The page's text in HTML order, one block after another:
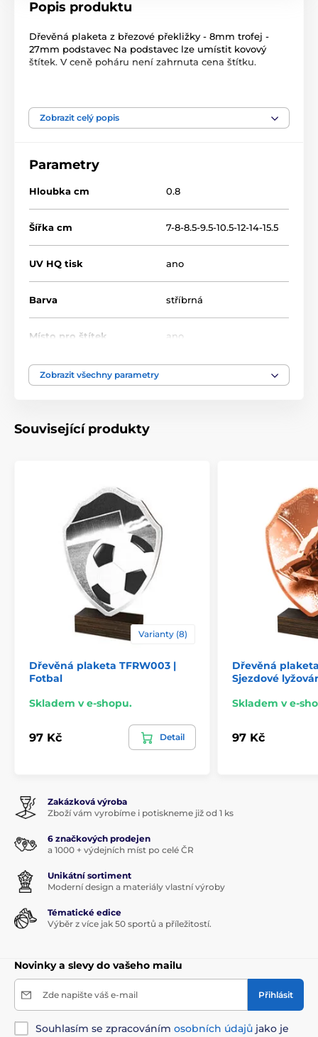
Popis produktu
Dřevěná plaketa z březové překližky - 8mm trofej -
27mm podstavec Na podstavec lze umístit kovový
štítek. V ceně poháru není zahrnuta cena štítku.
Golf Dřevěné plakety TFRW 0-432
Zobrazit celý popis
Parametry
Hloubka cm 0.8
Šířka cm 7-8-8.5-9.5-10.5-12-14-15.5
UV HQ tisk ano
Barva stříbrná
Místo pro štítek ano
Výška cm
20-22
Motiv
Způsob personalizace
Zobrazit všechny parametry
Související produkty
Varianty (8)
Dřevěná plaketa TFRW003 |
Fotbal
Skladem v e-shopu.
97 Kč Detail
Dřevěná
Sjezdové
Skladem v e-
97 Kč
Zakázková výroba
Zboží vám vyrobíme i potiskneme již od 1 ks
6 značkových prodejen
a 1000 + výdejních míst po celé ČR
Unikátní sortiment
Moderní design a materiály vlastní výroby
Tématické edice
Výběr z více jak 50 sportů a příležitostí.
Novinky a slevy do vašeho mailu
Zde napište váš e-mail Přihlásit
Souhlasím se zpracováním osobních údajů jako je